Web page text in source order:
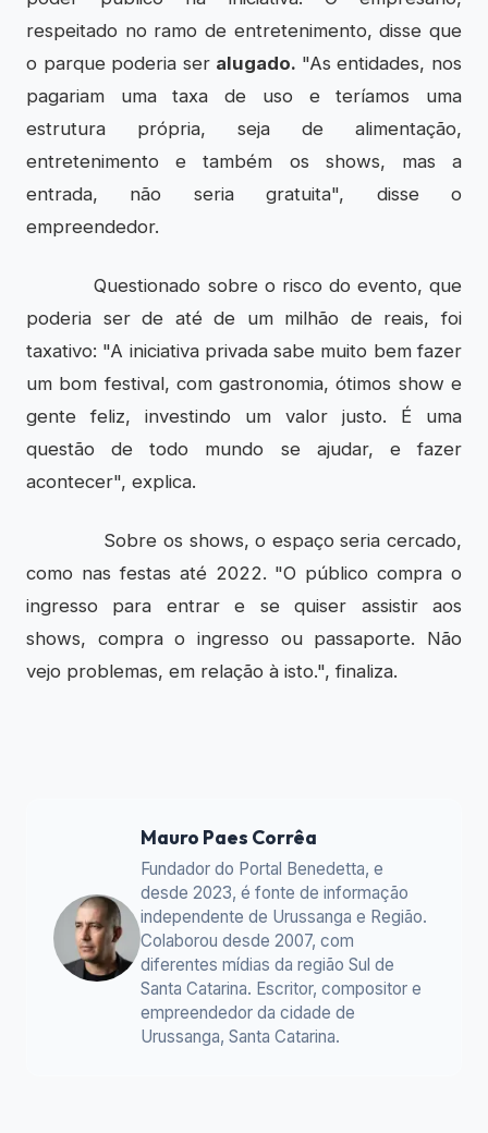
respeitado no ramo de entretenimento, disse que
o parque poderia ser alugado. "As entidades, nos
pagariam uma taxa de uso e teríamos uma
estrutura própria, seja de alimentação,
entretenimento e também os shows, mas a
entrada, não seria gratuita", disse o
empreendedor.
Questionado sobre o risco do evento, que
poderia ser de até de um milhão de reais, foi
taxativo: "A iniciativa privada sabe muito bem fazer
um bom festival, com gastronomia, ótimos show e
gente feliz, investindo um valor justo. É uma
questão de todo mundo se ajudar, e fazer
acontecer", explica.
Sobre os shows, o espaço seria cercado,
como nas festas até 2022. "O público compra o
ingresso para entrar e se quiser assistir aos
shows, compra o ingresso ou passaporte. Não
vejo problemas, em relação à isto.", finaliza.
Mauro Paes Corrêa
Fundador do Portal Benedetta, e
desde 2023, é fonte de informação
independente de Urussanga e Região.
Colaborou desde 2007, com
diferentes mídias da região Sul de
Santa Catarina. Escritor, compositor e
empreendedor da cidade de
Urussanga, Santa Catarina.